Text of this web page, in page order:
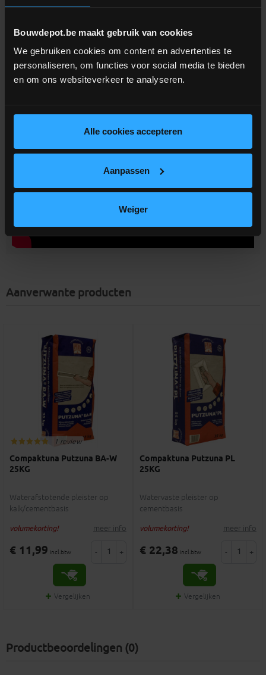
Bouwdepot.be maakt gebruik van cookies
We gebruiken cookies om content en advertenties te
personaliseren, om functies voor social media te bieden
en om ons websiteverkeer te analyseren.
Alle cookies accepteren
Aanpassen
Weiger
Bereken
Aanverwante producten
1 review
Compaktuna Putzuna BA-W
25KG
Waterafstotende pleister op
kalk/cementbasis
volumekorting! meer info
€ 11,99 incl.btw - +
Vergelijken
Compaktuna Putzuna PL
25KG
Watervaste pleister op
cementbasis
volumekorting! meer info
€ 22,38 incl.btw - +
Vergelijken
Productbeoordelingen (0)